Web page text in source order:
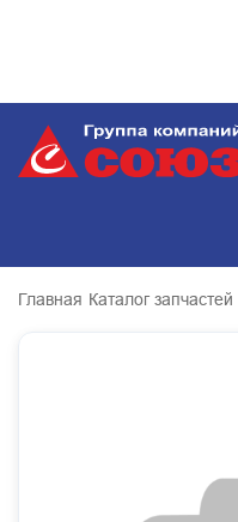
Главная Каталог запчастей